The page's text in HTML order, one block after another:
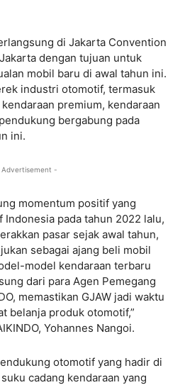
di Jakarta Convention
dengan tujuan untuk
mobil baru di awal tahun ini.
industri otomotif, termasuk
premium, kendaraan
bergabung pada
ini.
-
momentum positif yang
pada tahun 2022 lalu,
pasar sejak awal tahun,
sebagai ajang beli mobil
model kendaraan terbaru
dari para Agen Pemegang
memastikan GJAW jadi waktu
belanja produk otomotif,”
Yohannes Nangoi.
otomotif yang hadir di
cadang kendaraan yang